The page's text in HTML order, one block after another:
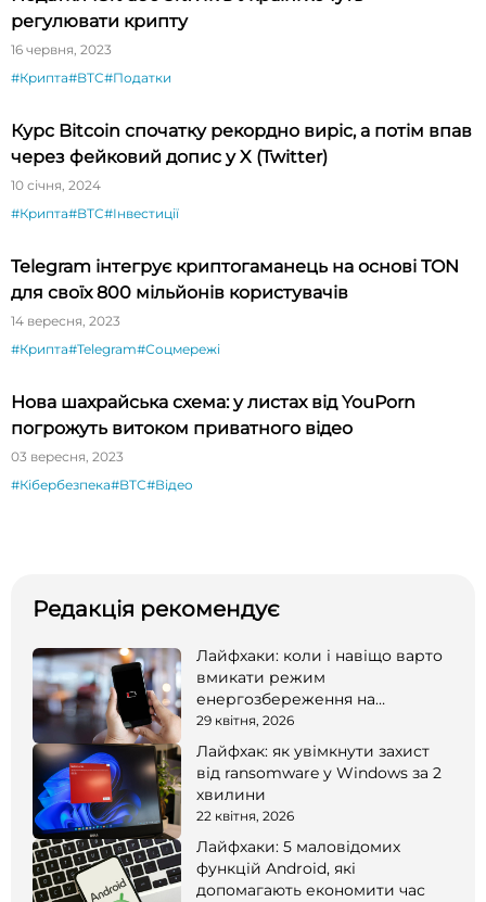
регулювати крипту
16 червня, 2023
#Крипта#BTC#Податки
Курс Bitcoin спочатку рекордно виріс, а потім впав
через фейковий допис у X (Twitter)
10 січня, 2024
#Крипта#BTC#Інвестиції
Telegram інтегрує криптогаманець на основі TON
для своїх 800 мільйонів користувачів
14 вересня, 2023
#Крипта#Telegram#Соцмережі
Нова шахрайська схема: у листах від YouPorn
погрожуть витоком приватного відео
03 вересня, 2023
#Кібербезпека#BTC#Відео
Редакція рекомендує
Лайфхаки: коли і навіщо варто
вмикати режим
енергозбереження на
смартфоні
29 квітня, 2026
Лайфхак: як увімкнути захист
від ransomware у Windows за 2
хвилини
22 квітня, 2026
Лайфхаки: 5 маловідомих
функцій Android, які
допомагають економити час